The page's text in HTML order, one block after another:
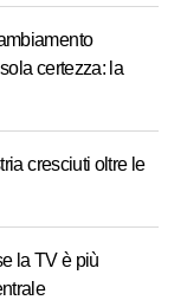
certezza: la
cresciuti oltre le
la TV è più